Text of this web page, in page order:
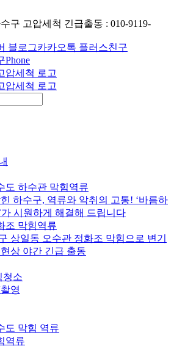
구 고압세척 긴급출동 : 010-9119-
카카오톡 플러스친구
Phone
도 하수관 막힘역류
하수구, 역류와 악취의 고통! ‘바름하
가 시원하게 해결해 드립니다
조 막힘역류
상일동 오수관 정화조 막힘으로 변기
상 야간 긴급 출동
청소
영
도 막힘 역류
역류